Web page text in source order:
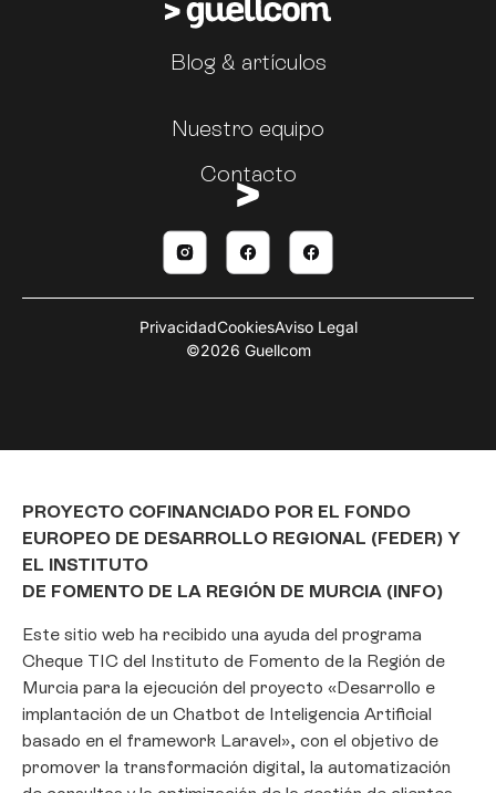
Gestionar consentimiento
Para ofrecer las mejores experiencias, utilizamos tecnologías como las
cookies para almacenar y/o acceder a la información del dispositivo. El
Blog & artículos
Nuestro equipo
Contacto
©2026 Guellcom
PrivacidadCookiesAviso Legal
PROYECTO COFINANCIADO POR EL FONDO
EUROPEO DE DESARROLLO REGIONAL (FEDER) Y
EL INSTITUTO
DE FOMENTO DE LA REGIÓN DE MURCIA (INFO)
Este sitio web ha recibido una ayuda del programa
Cheque TIC del Instituto de Fomento de la Región de
Murcia para la ejecución del proyecto «Desarrollo e
implantación de un Chatbot de Inteligencia Artificial
basado en el framework Laravel», con el objetivo de
promover la transformación digital, la automatización